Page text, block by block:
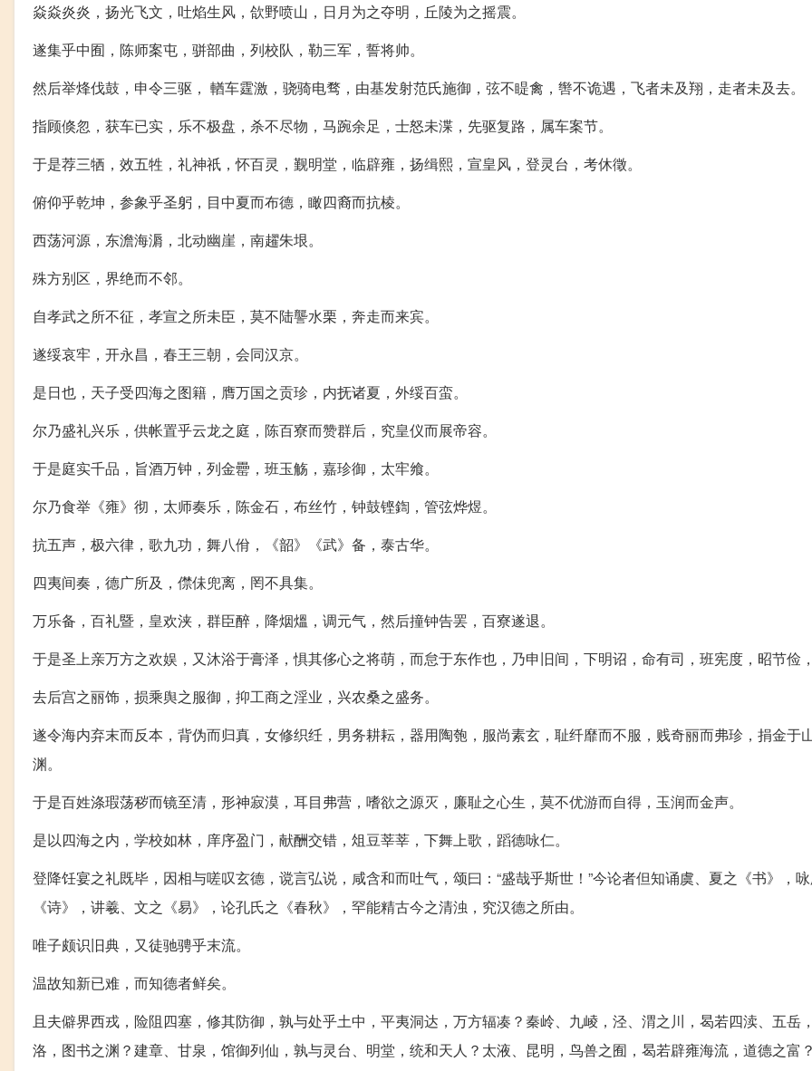
焱焱炎炎，扬光飞文，吐焰生风，欱野喷山，日月为之夺明，丘陵为之摇震。
遂集乎中囿，陈师案屯，骈部曲，列校队，勒三军，誓将帅。
然后举烽伐鼓，申令三驱， 輶车霆激，骁骑电骛，由基发射范氏施御，弦不睼禽，辔不诡遇，飞者未及翔，走者未及去。
指顾倏忽，获车已实，乐不极盘，杀不尽物，马踠余足，士怒未渫，先驱复路，属车案节。
于是荐三牺，效五牲，礼神祇，怀百灵，觐明堂，临辟雍，扬缉熙，宣皇风，登灵台，考休徵。
俯仰乎乾坤，参象乎圣躬，目中夏而布德，瞰四裔而抗棱。
西荡河源，东澹海漘，北动幽崖，南趯朱垠。
殊方别区，界绝而不邻。
自孝武之所不征，孝宣之所未臣，莫不陆讋水栗，奔走而来宾。
遂绥哀牢，开永昌，春王三朝，会同汉京。
是日也，天子受四海之图籍，膺万国之贡珍，内抚诸夏，外绥百蛮。
尔乃盛礼兴乐，供帐置乎云龙之庭，陈百寮而赞群后，究皇仪而展帝容。
于是庭实千品，旨酒万钟，列金罍，班玉觞，嘉珍御，太牢飨。
尔乃食举《雍》彻，太师奏乐，陈金石，布丝竹，钟鼓铿鍧，管弦烨煜。
抗五声，极六律，歌九功，舞八佾，《韶》《武》备，泰古华。
四夷间奏，德广所及，僸佅兜离，罔不具集。
万乐备，百礼暨，皇欢浃，群臣醉，降烟熅，调元气，然后撞钟告罢，百寮遂退。
于是圣上亲万方之欢娱，又沐浴于膏泽，惧其侈心之将萌，而怠于东作也，乃申旧间，下明诏，命有司，班宪度，昭节俭
去后宫之丽饰，损乘舆之服御，抑工商之淫业，兴农桑之盛务。
遂令海内弃末而反本，背伪而归真，女修织纴，男务耕耘，器用陶匏，服尚素玄，耻纤靡而不服，贱奇丽而弗珍，捐金于
渊。
于是百姓涤瑕荡秽而镜至清，形神寂漠，耳目弗营，嗜欲之源灭，廉耻之心生，莫不优游而自得，玉润而金声。
是以四海之内，学校如林，庠序盈门，献酬交错，俎豆莘莘，下舞上歌，蹈德咏仁。
登降饪宴之礼既毕，因相与嗟叹玄德，谠言弘说，咸含和而吐气，颂曰：“盛哉乎斯世！”今论者但知诵虞、夏之《书》，
《诗》，讲羲、文之《易》，论孔氏之《春秋》，罕能精古今之清浊，究汉德之所由。
唯子颇识旧典，又徒驰骋乎末流。
温故知新已难，而知德者鲜矣。
且夫僻界西戎，险阻四塞，修其防御，孰与处乎土中，平夷洞达，万方辐凑？秦岭、九崚，泾、渭之川，曷若四渎、五岳
洛，图书之渊？建章、甘泉，馆御列仙，孰与灵台、明堂，统和天人？太液、昆明，鸟兽之囿，曷若辟雍海流，道德之富